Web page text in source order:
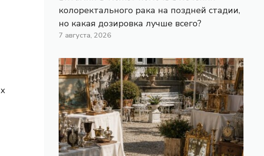
колоректального рака на поздней стадии,
но какая дозировка лучше всего?
7 августа, 2026